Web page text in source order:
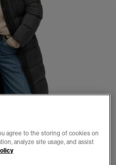
agree to the storing of cookies on
analyze site usage, and assist